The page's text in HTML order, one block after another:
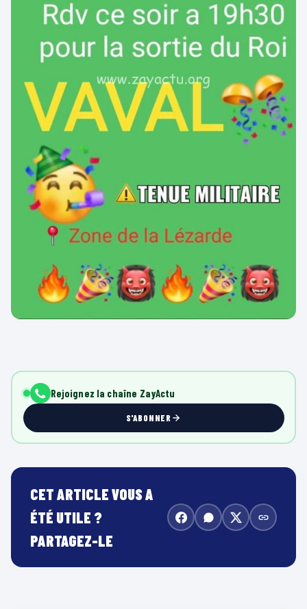
Rejoignez la chaîne ZayActu
S'ABONNER
CET ARTICLE VOUS A
ÉTÉ UTILE ?
PARTAGEZ-LE